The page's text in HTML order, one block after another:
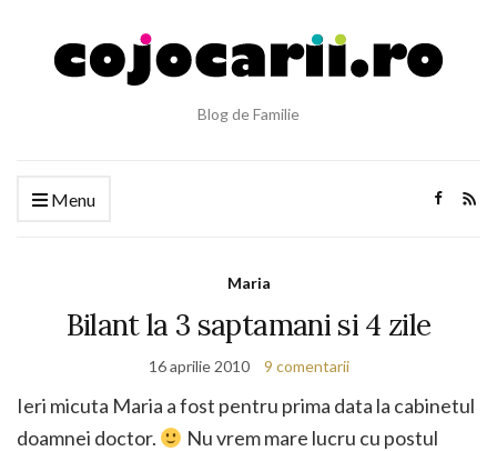
Blog de Familie
Menu
Maria
Bilant la 3 saptamani si 4 zile
16 aprilie 2010 9 comentarii
Ieri micuta Maria a fost pentru prima data la cabinetul
doamnei doctor.
Nu vrem mare lucru cu postul